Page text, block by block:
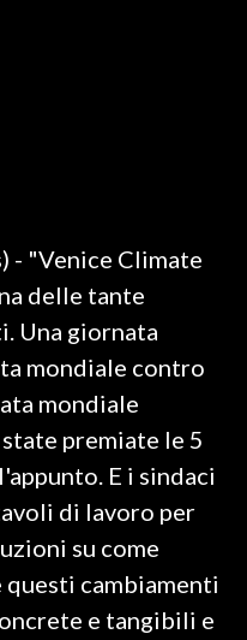
- "Venice Climate
delle tante
Una giornata
mondiale contro
mondiale
premiate le 5
E i sindaci
di lavoro per
su come
cambiamenti
e tangibili e